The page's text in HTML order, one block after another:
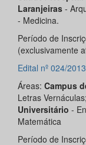
Laranjeiras -
- Medicina.
Período de
(exclusivamente
Edital nº 024/2013
Áreas: Campus
Letras Vernáculas;
Universitário -
Matemática
Período de